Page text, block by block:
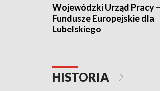
Wojewódzki Urząd Pracy –
Fundusze Europejskie dla
Lubelskiego
HISTORIA